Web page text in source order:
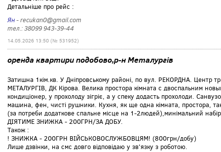
Детальніше про рейс :
Ян- recukan0@gmail.com
тел.: 38099 943-39-44
14.05.2026 13:50 (№ 531952)
оренда квартири подобово,р-н Металургів
Затишна 1кім.кв. У Дніпровському районі, по вул. РЕКОРДНА. Центр
МЕТАЛУРГІВ, ДК Кірова. Велика простора кімната с двоспальним
кондиціонер, у прохолоду зігріє, а у спеку додасть прохолоди.
машина, фен, чисті рушники. Кухня, як ще одна кімната, простора,
(за потреби додаткове спальне місце на 1-2людей),минімальний
ДІЯТИМЕ ЗНИЖКА - 200ГРН/ЗА ДОБУ.
Також :
! ЗНИЖКА - 200ГРН ВІЙСЬКОВОСЛУЖБОВЦЯМ! (800грн/добу)
Лише дзвінки, на смс довго відповідаю у зв'язку з роботою.